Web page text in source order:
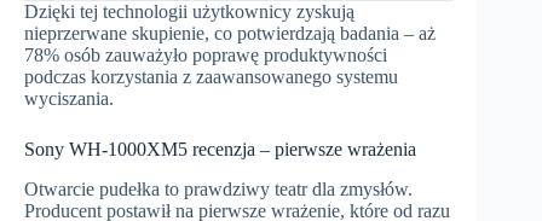
Dzięki tej technologii użytkownicy zyskują
nieprzerwane skupienie, co potwierdzają badania – aż
78% osób zauważyło poprawę produktywności
podczas korzystania z zaawansowanego systemu
wyciszania.
Sony WH-1000XM5 recenzja – pierwsze wrażenia
Otwarcie pudełka to prawdziwy teatr dla zmysłów.
Producent postawił na pierwsze wrażenie, które od razu